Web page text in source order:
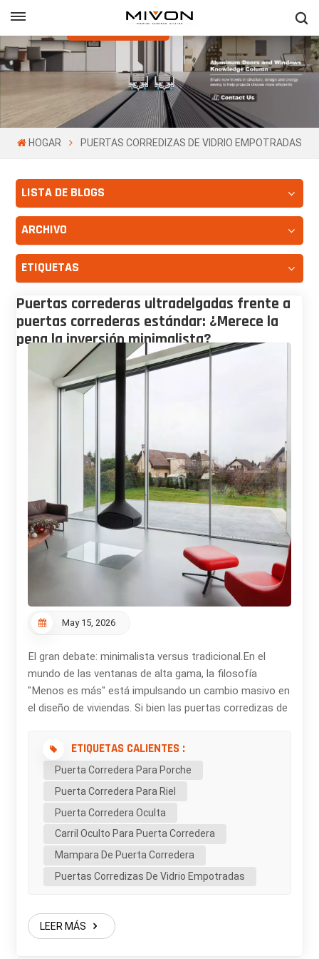
Obtenga Una
Cotización Gratis
HOGAR PUERTAS CORREDIZAS DE VIDRIO EMPOTRADAS
LISTA DE BLOGS
ARCHIVO
ETIQUETAS
Puertas correderas ultradelgadas frente a
puertas correderas estándar: ¿Merece la
pena la inversión minimalista?
May 15, 2026
El gran debate: minimalista versus tradicional.En el
mundo de las ventanas de alta gama, la filosofía
"Menos es más" está impulsando un cambio masivo en
el diseño de viviendas. Si bien las puertas corredizas de
décadas, puerta corredera ultradelgada ha redefinido el
lujo. Pero, ¿qué es exactamente lo que se paga?
Analicemos las diferencias funcionales y estéticas. 1.
Libertad visual: La diferencia de 20 mmLa mejora más
evidente es el perfil de enclavamiento. Las puertas
estándar suelen tener un perfil vertical grueso (línea de
ultradelgada: Nuestra Puerta corredera con perfil visual
de 20 mm Reduce la obstrucción visual en más del 70
exuberante o al horizonte de la ciudad, no se desea una
gruesa barra de aluminio que reduzca la visión a la
ETIQUETAS CALIENTES :
Puerta Corredera Para Porche
Puerta Corredera Para Riel
Puerta Corredera Oculta
Carril Oculto Para Puerta Corredera
Mampara De Puerta Corredera
Puertas Corredizas De Vidrio Empotradas
LEER MÁS